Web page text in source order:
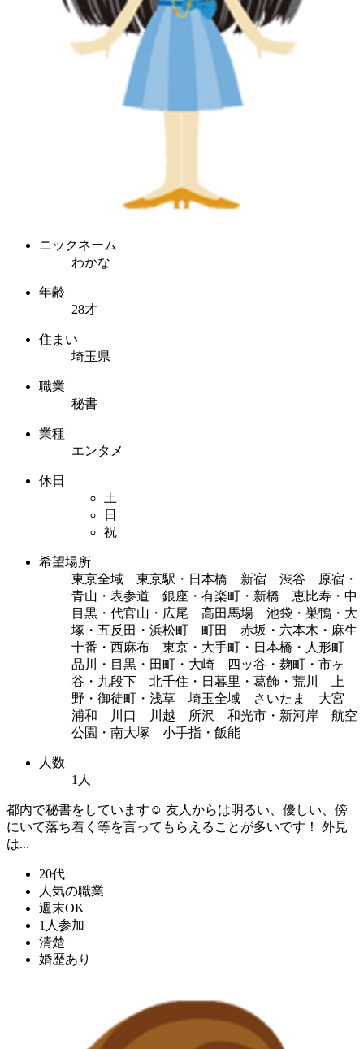
ニックネーム
わかな
年齢
28才
住まい
埼玉県
職業
秘書
業種
エンタメ
休日
土
日
祝
希望場所
東京全域 東京駅・日本橋 新宿 渋谷 原宿・
青山・表参道 銀座・有楽町・新橋 恵比寿・中
目黒・代官山・広尾 高田馬場 池袋・巣鴨・大
塚・五反田・浜松町 町田 赤坂・六本木・麻生
十番・西麻布 東京・大手町・日本橋・人形町
品川・目黒・田町・大崎 四ッ谷・麹町・市ヶ
谷・九段下 北千住・日暮里・葛飾・荒川 上
野・御徒町・浅草 埼玉全域 さいたま 大宮
浦和 川口 川越 所沢 和光市・新河岸 航空
公園・南大塚 小手指・飯能
人数
1人
都内で秘書をしています☺️ 友人からは明るい、優しい、傍
にいて落ち着く等を言ってもらえることが多いです！ 外見
は...
20代
人気の職業
週末OK
1人参加
清楚
婚歴あり